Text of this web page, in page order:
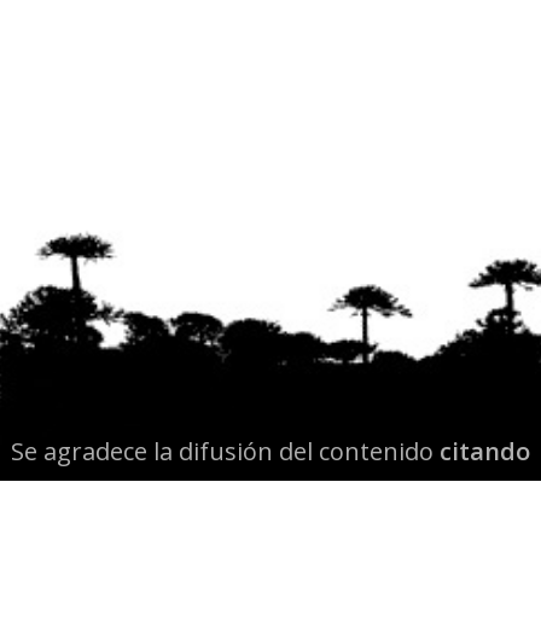
Se agradece la difusión del contenido citando
la fuente www.mapuexpress.org